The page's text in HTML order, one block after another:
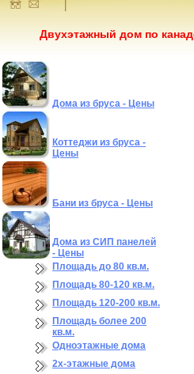
Двухэтажный дом по
Дома из бруса - Цены
Коттеджи из бруса -
Цены
Бани из бруса - Цены
Дома из СИП панелей
- Цены
Площадь до 80 кв.м.
Площадь 80-120 кв.м.
Площадь 120-200 кв.м.
Площадь более 200
кв.м.
Одноэтажные дома
2х-этажные дома